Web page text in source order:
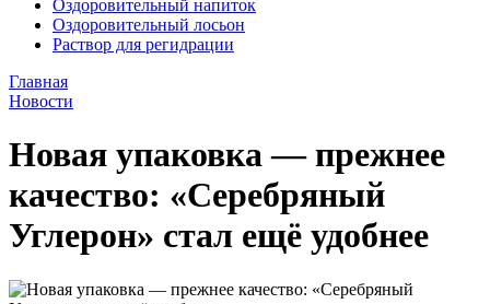
Оздоровительный напиток
Оздоровительный лосьон
Раствор для регидрации
Главная
Новости
Новая упаковка — прежнее
качество: «Серебряный
Углерон» стал ещё удобнее